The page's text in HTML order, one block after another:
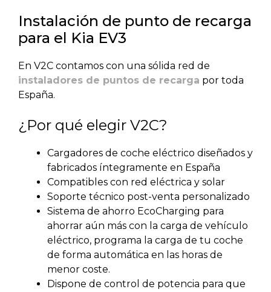
Instalación de punto de recarga
para el Kia EV3
En V2C contamos con una sólida red de
instaladores de puntos de recarga por toda
España.
¿Por qué elegir V2C?
Cargadores de coche eléctrico diseñados y
fabricados íntegramente en España
Compatibles con red eléctrica y solar
Soporte técnico post-venta personalizado
Sistema de ahorro EcoCharging para
ahorrar aún más con la carga de vehículo
eléctrico, programa la carga de tu coche
de forma automática en las horas de
menor coste.
Dispone de control de potencia para que